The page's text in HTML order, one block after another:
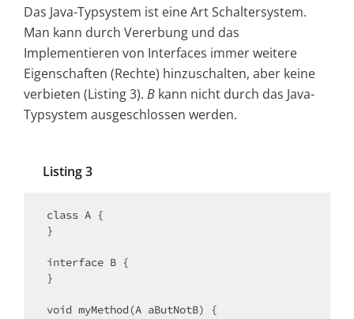
Das Java-Typsystem ist eine Art Schaltersystem.
Man kann durch Vererbung und das
Implementieren von Interfaces immer weitere
Eigenschaften (Rechte) hinzuschalten, aber keine
verbieten (Listing 3). B kann nicht durch das Java-
Typsystem ausgeschlossen werden.
Listing 3
class A {
}
interface B {
}
void myMethod(A aButNotB) {